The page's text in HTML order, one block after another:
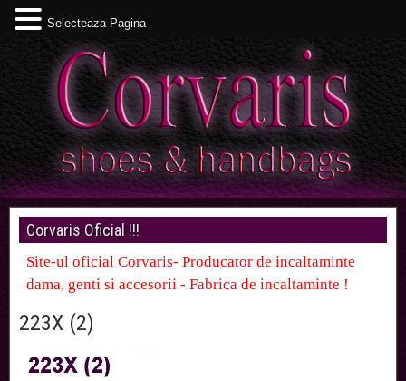
Corvaris Oficial !!!
Site-ul oficial Corvaris- Producator de incaltaminte
dama, genti si accesorii - Fabrica de incaltaminte !
223X (2)
Selecteaza Pagina